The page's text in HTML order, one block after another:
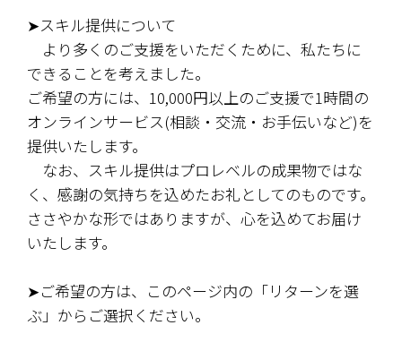
➤スキル提供について
より多くのご支援をいただくために、私たちに
できることを考えました。
ご希望の方には、10,000円以上のご支援で1時間の
オンラインサービス(相談・交流・お手伝いなど)を
提供いたします。
なお、スキル提供はプロレベルの成果物ではな
く、感謝の気持ちを込めたお礼としてのものです。
ささやかな形ではありますが、心を込めてお届け
いたします。
➤ご希望の方は、このページ内の「リターンを選
ぶ」からご選択ください。